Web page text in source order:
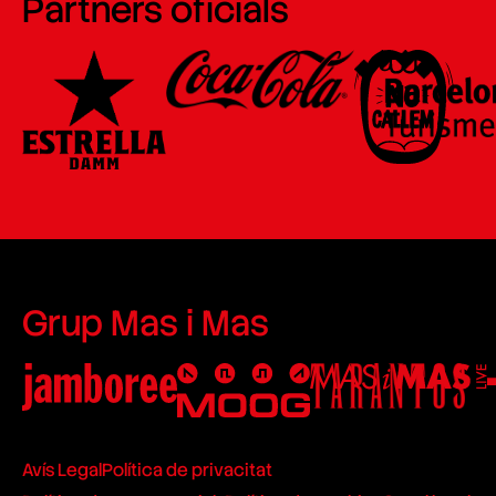
Partners oficials
Grup Mas i Mas
Avís LegalPolítica de privacitat